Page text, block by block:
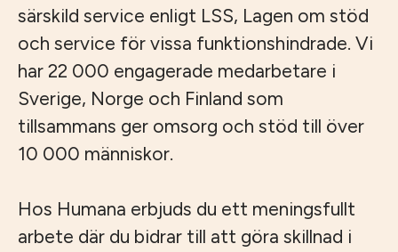
särskild service enligt LSS, Lagen om stöd
och service för vissa funktionshindrade. Vi
har 22 000 engagerade medarbetare i
Sverige, Norge och Finland som
tillsammans ger omsorg och stöd till över
10 000 människor.
Hos Humana erbjuds du ett meningsfullt
arbete där du bidrar till att göra skillnad i